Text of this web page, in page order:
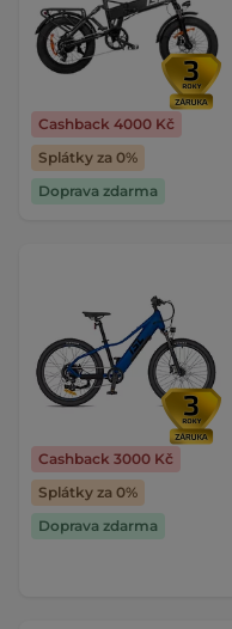
Cashback 4000 Kč
Splátky za 0%
Doprava zdarma
Cashback 3000 Kč
Splátky za 0%
Doprava zdarma